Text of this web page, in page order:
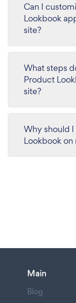
Can I
Lookbook
site?
What steps
Product
site?
Why should
Lookbook
Main
Blog